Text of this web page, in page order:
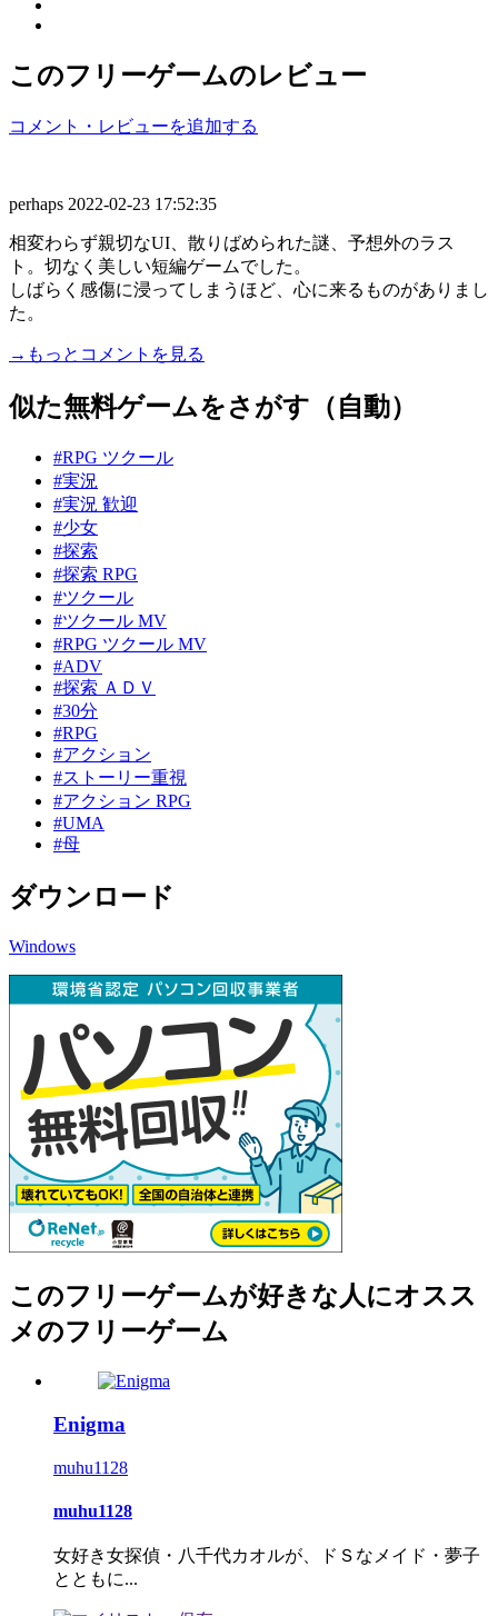
このフリーゲームのレビュー
コメント・レビューを追加する
perhaps 2022-02-23 17:52:35
相変わらず親切なUI、散りばめられた謎、予想外のラス
ト。切なく美しい短編ゲームでした。
しばらく感傷に浸ってしまうほど、心に来るものがありまし
た。
→もっとコメントを見る
似た無料ゲームをさがす（自動）
#RPG ツクール
#実況
#実況 歓迎
#少女
#探索
#探索 RPG
#ツクール
#ツクール MV
#RPG ツクール MV
#ADV
#探索 ＡＤＶ
#30分
#RPG
#アクション
#ストーリー重視
#アクション RPG
#UMA
#母
ダウンロード
Windows
このフリーゲームが好きな人にオスス
メのフリーゲーム
Enigma
muhu1128
muhu1128
女好き女探偵・八千代カオルが、ドＳなメイド・夢子
とともに...